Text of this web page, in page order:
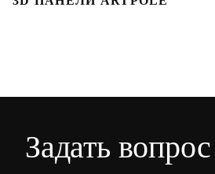
Задать вопрос